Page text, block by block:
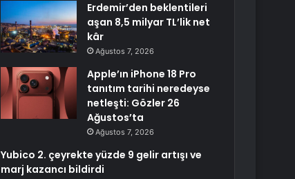
Erdemir’den beklentileri
aşan 8,5 milyar TL’lik net
kâr
Ağustos 7, 2026
Apple’ın iPhone 18 Pro
tanıtım tarihi neredeyse
netleşti: Gözler 26
Ağustos’ta
Ağustos 7, 2026
Yubico 2. çeyrekte yüzde 9 gelir artışı ve
marj kazancı bildirdi